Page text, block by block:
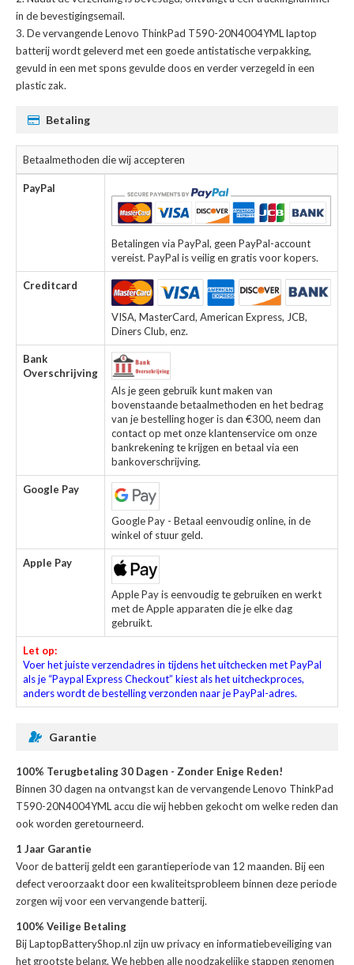
in de bevestigingsemail.
Devervangende Lenovo ThinkPad T590-20N4004YML laptop
batterijwordt geleverd met een goede antistatische verpakking,
gevuld in een met spons gevulde doos en verder verzegeld in een
plastic zak.
Betaling
Betaalmethoden die wij accepteren
PayPal
Betalingen via PayPal, geen PayPal-account
vereist. PayPal is veilig en gratis voor kopers.
Creditcard
VISA, MasterCard, American Express, JCB,
Diners Club, enz.
Bank
Overschrijving
Als je geen gebruik kunt maken van
bovenstaande betaalmethoden en het bedrag
van je bestelling hoger is dan €300, neem dan
contact op met onze klantenservice om onze
bankrekening te krijgen en betaal via een
bankoverschrijving.
Google Pay
Google Pay - Betaal eenvoudig online, in de
winkel of stuur geld.
Apple Pay
Apple Pay is eenvoudig te gebruiken en werkt
met de Apple apparaten die je elke dag
gebruikt.
Let op:
Voer het juiste verzendadres in tijdens het uitchecken met PayPal
als je “Paypal Express Checkout” kiest als het uitcheckproces,
anders wordt de bestelling verzonden naar je PayPal-adres.
Garantie
100% Terugbetaling 30 Dagen - Zonder Enige Reden!
Binnen 30 dagen na ontvangst kan devervangende Lenovo ThinkPad
T590-20N4004YML accu die wij hebben gekocht om welke reden dan
ook worden geretourneerd.
1 Jaar Garantie
Voor debatterij geldt een garantieperiode van 12 maanden. Bij een
defect veroorzaakt door een kwaliteitsprobleem binnen deze periode
zorgen wij voor een vervangende batterij.
100% Veilige Betaling
Bij LaptopBatteryShop.nl zijn uw privacy en informatiebeveiliging van
het grootste belang. We hebben alle noodzakelijke stappen genomen